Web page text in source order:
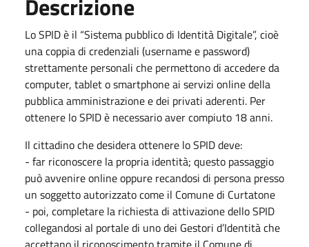
Descrizione
Lo SPID è il “Sistema pubblico di Identità Digitale”, cioè
una coppia di credenziali (username e password)
strettamente personali che permettono di accedere da
computer, tablet o smartphone ai servizi online della
pubblica amministrazione e dei privati aderenti. Per
ottenere lo SPID è necessario aver compiuto 18 anni.
Il cittadino che desidera ottenere lo SPID deve:
- far riconoscere la propria identità; questo passaggio
può avvenire online oppure recandosi di persona presso
un soggetto autorizzato come il Comune di Curtatone
- poi, completare la richiesta di attivazione dello SPID
collegandosi al portale di uno dei Gestori d’Identità che